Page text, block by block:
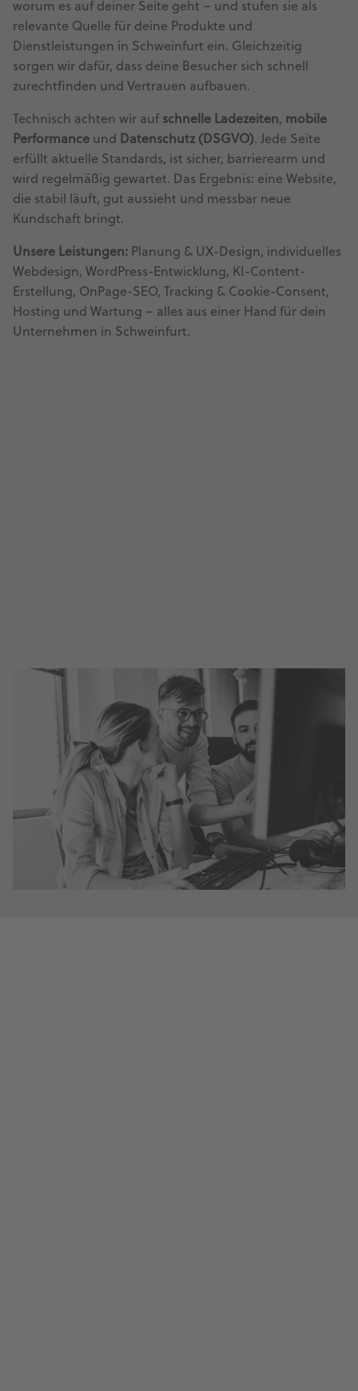
worum es auf deiner Seite geht – und stufen sie als
relevante Quelle für deine Produkte und
Dienstleistungen in Schweinfurt ein. Gleichzeitig
sorgen wir dafür, dass deine Besucher sich schnell
zurechtfinden und Vertrauen aufbauen.
Technisch achten wir auf schnelle Ladezeiten, mobile
Performance und Datenschutz (DSGVO). Jede Seite
erfüllt aktuelle Standards, ist sicher, barrierearm und
wird regelmäßig gewartet. Das Ergebnis: eine Website,
die stabil läuft, gut aussieht und messbar neue
Kundschaft bringt.
Unsere Leistungen: Planung & UX-Design, individuelles
Webdesign, WordPress-Entwicklung, KI-Content-
Erstellung, OnPage-SEO, Tracking & Cookie-Consent,
Hosting und Wartung – alles aus einer Hand für dein
Unternehmen in Schweinfurt.